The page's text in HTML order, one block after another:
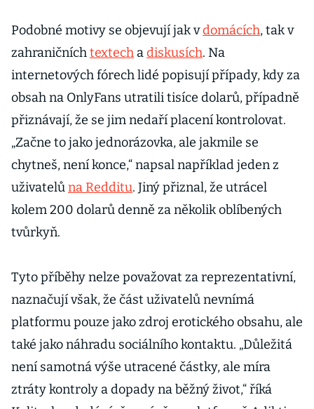
Podobné motivy se objevují jak vdomácích, tak v
zahraničníchtextech adiskusích. Na
internetových fórech lidé popisují případy, kdy za
obsah na OnlyFans utratili tisíce dolarů, případně
přiznávají, že se jim nedaří placení kontrolovat.
„Začne to jako jednorázovka, ale jakmile se
chytneš, není konce,“ napsal například jeden z
uživatelůna Redditu. Jiný přiznal, že utrácel
kolem 200 dolarů denně za několik oblíbených
tvůrkyň.
Tyto příběhy nelze považovat za reprezentativní,
naznačují však, že část uživatelů nevnímá
platformu pouze jako zdroj erotického obsahu, ale
také jako náhradu sociálního kontaktu. „Důležitá
není samotná výše utracené částky, ale míra
ztráty kontroly a dopady na běžný život,“ říká